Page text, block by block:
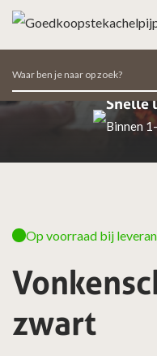
Zoeken
naar:
Snelle
Binnen
zwart
Op voorraad bij